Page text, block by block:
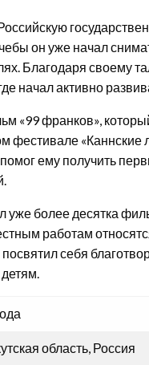
он уже начал
Благодаря своему
начал активно
«99 франков»,
фестивале
ему получить
более десятка
работам
себя
область, Россия